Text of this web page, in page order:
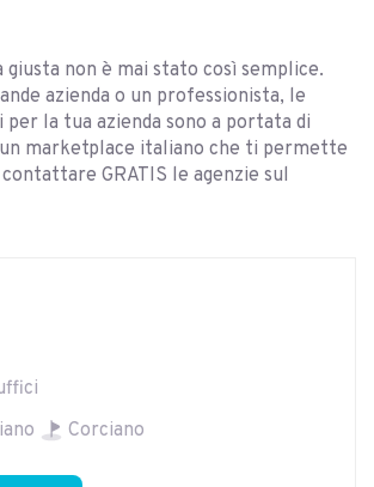
giusta non è mai stato così semplice.
azienda o un professionista, le
la tua azienda sono a portata di
marketplace italiano che ti permette
GRATIS le agenzie sul
Corciano